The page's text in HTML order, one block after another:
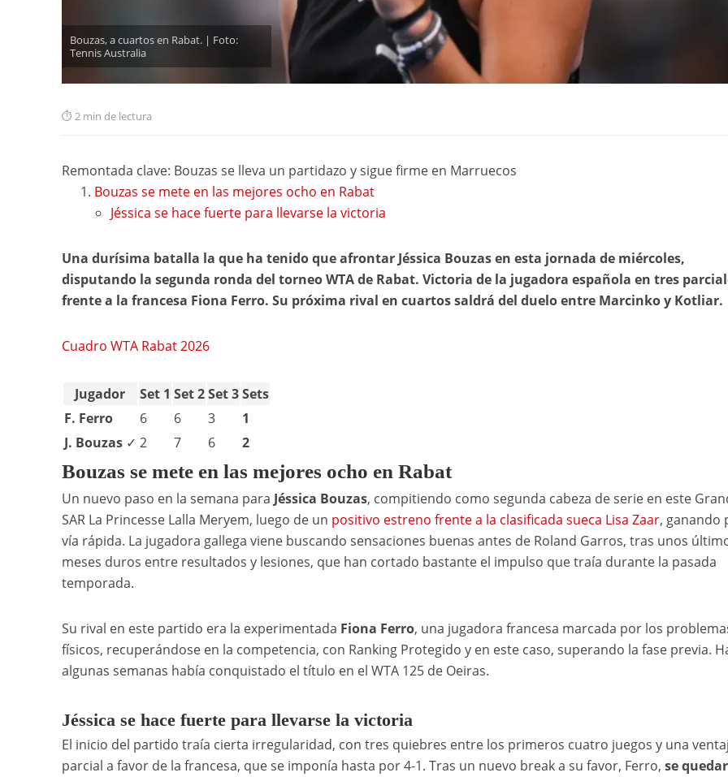
Bouzas, a cuartos en Rabat. | Foto:
Tennis Australia
2 min de lectura
Remontada clave: Bouzas se lleva un partidazo y sigue firme en Marruecos
Bouzas se mete en las mejores ocho en Rabat
Jéssica se hace fuerte para llevarse la victoria
Una durísima batalla la que ha tenido que afrontar Jéssica Bouzas en esta jornada de miércoles,
disputando la segunda ronda del torneo WTA de Rabat. Victoria de la jugadora española en tres
frente a la francesa Fiona Ferro. Su próxima rival en cuartos saldrá del duelo entre Marcinko y Kotliar.
Cuadro WTA Rabat 2026
Jugador Set 1 Set 2 Set 3 Sets
F. Ferro
6 6 3
1
J. Bouzas✓ 2 7 6 2
Bouzas se mete en las mejores ocho en Rabat
Un nuevo paso en la semana para Jéssica Bouzas, compitiendo como segunda cabeza de serie en este
SAR La Princesse Lalla Meryem, luego de un positivo estreno frente a la clasificada sueca Lisa Zaar, ganando
vía rápida. La jugadora gallega viene buscando sensaciones buenas antes de Roland Garros, tras unos
meses duros entre resultados y lesiones, que han cortado bastante el impulso que traía durante la pasada
temporada.
Su rival en este partido era la experimentada Fiona Ferro, una jugadora francesa marcada por los
físicos, recuperándose en la competencia, con Ranking Protegido y en este caso, superando la fase previa.
algunas semanas había conquistado el título en el WTA 125 de Oeiras.
Jéssica se hace fuerte para llevarse la victoria
El inicio del partido traía cierta irregularidad, con tres quiebres entre los primeros cuatro juegos y una
parcial a favor de la francesa, que se imponía hasta por 4-1. Tras un nuevo break a su favor, Ferro, se